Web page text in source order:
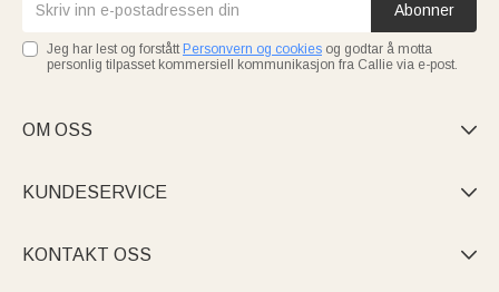
Abonner
Jeg har lest og forstått Personvern og cookies og godtar å motta
personlig tilpasset kommersiell kommunikasjon fra Callie via e-post.
OM OSS 
KUNDESERVICE 
KONTAKT OSS 